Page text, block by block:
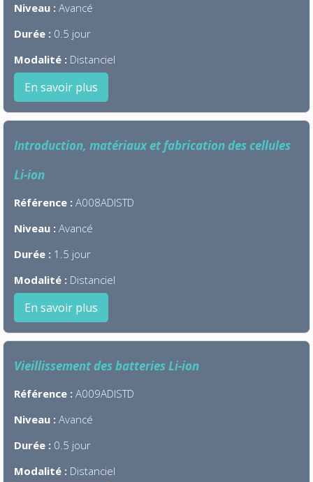
Niveau : Avancé
Durée : 0.5 jour
Modalité : Distanciel
En savoir plus
Introduction, matériaux et fabrication des cellules
Li-ion
Référence : A008ADISTD
Niveau : Avancé
Durée : 1.5 jour
Modalité : Distanciel
En savoir plus
Vieillissement des batteries Li-ion
Référence : A009ADISTD
Niveau : Avancé
Durée : 0.5 jour
Modalité : Distanciel